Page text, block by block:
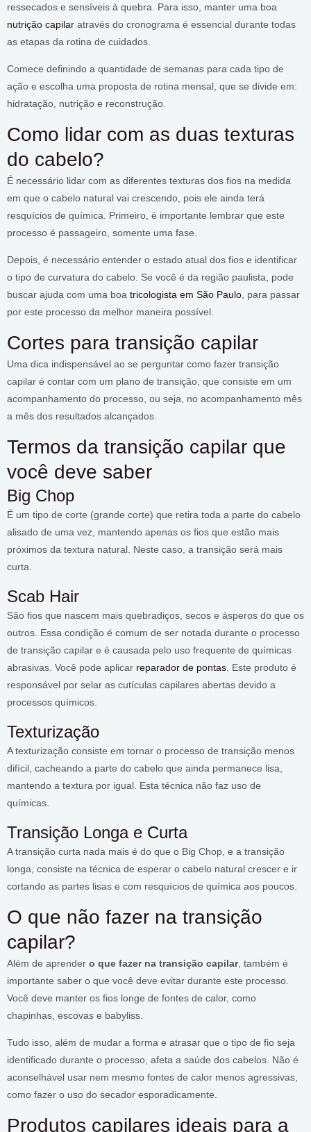
ressecados e sensíveis à quebra. Para isso, manter uma boa
nutrição capilar através do cronograma é essencial durante todas
as etapas da rotina de cuidados.
Comece definindo a quantidade de semanas para cada tipo de
ação e escolha uma proposta de rotina mensal, que se divide em:
hidratação, nutrição e reconstrução.
Como lidar com as duas texturas
do cabelo?
É necessário lidar com as diferentes texturas dos fios na medida
em que o cabelo natural vai crescendo, pois ele ainda terá
resquícios de química. Primeiro, é importante lembrar que este
processo é passageiro, somente uma fase.
Depois, é necessário entender o estado atual dos fios e identificar
o tipo de curvatura do cabelo. Se você é da região paulista, pode
buscar ajuda com uma boa tricologista em São Paulo , para passar
por este processo da melhor maneira possível.
Cortes para transição capilar
Uma dica indispensável ao se perguntar como fazer transição
capilar é contar com um plano de transição, que consiste em um
acompanhamento do processo, ou seja, no acompanhamento mês
a mês dos resultados alcançados.
Termos da transição capilar que
você deve saber
Big Chop
É um tipo de corte (grande corte) que retira toda a parte do cabelo
alisado de uma vez, mantendo apenas os fios que estão mais
próximos da textura natural. Neste caso, a transição será mais
curta.
Scab Hair
São fios que nascem mais quebradiços, secos e ásperos do que os
outros. Essa condição é comum de ser notada durante o processo
de transição capilar e é causada pelo uso frequente de químicas
abrasivas. Você pode aplicar reparador de pontas . Este produto é
responsável por selar as cutículas capilares abertas devido a
processos químicos.
Texturização
A texturização consiste em tornar o processo de transição menos
difícil, cacheando a parte do cabelo que ainda permanece lisa,
mantendo a textura por igual. Esta técnica não faz uso de
químicas.
Transição Longa e Curta
A transição curta nada mais é do que o Big Chop, e a transição
longa, consiste na técnica de esperar o cabelo natural crescer e ir
cortando as partes lisas e com resquícios de química aos poucos.
O que não fazer na transição
capilar?
Além de aprender o que fazer na transição capilar, também é
importante saber o que você deve evitar durante este processo.
Você deve manter os fios longe de fontes de calor, como
chapinhas, escovas e babyliss.
Tudo isso, além de mudar a forma e atrasar que o tipo de fio seja
identificado durante o processo, afeta a saúde dos cabelos. Não é
aconselhável usar nem mesmo fontes de calor menos agressivas,
como fazer o uso do secador esporadicamente.
Produtos capilares ideais para a